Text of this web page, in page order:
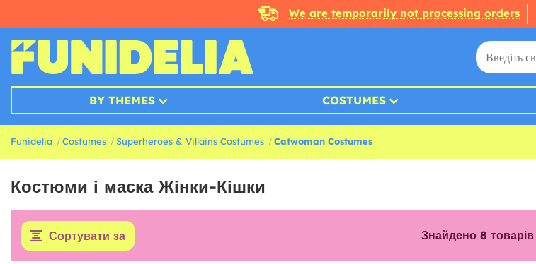
We are temporarily not processing orders
BY THEMES COSTUMES
Funidelia Costumes Superheroes & Villains Costumes Catwoman Costumes
Костюми і маска Жінки-Кішки
Сортувати за Знайдено 8 товарів